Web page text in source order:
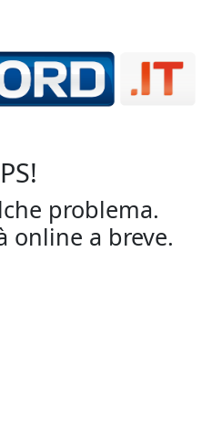
problema.
online a breve.